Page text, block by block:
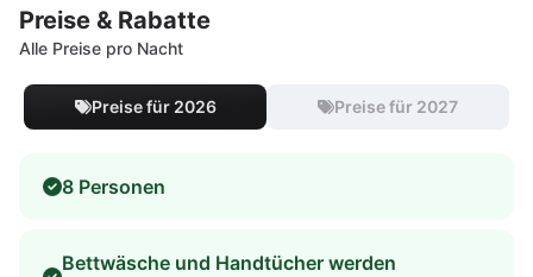
Preise & Rabatte
Alle Preise pro Nacht
Preise für 2026 Preise für 2027
8 Personen
Bettwäsche und Handtücher werden